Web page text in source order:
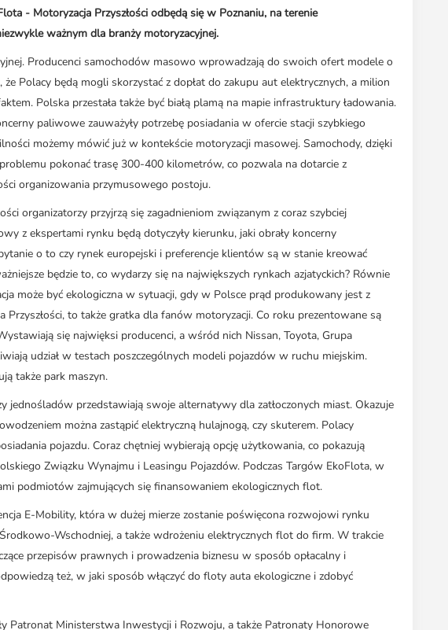
- Motoryzacja Przyszłości odbędą się w Poznaniu, na terenie
ważnym dla branży motoryzacyjnej.
Producenci samochodów masowo wprowadzają do swoich ofert modele o
Polacy będą mogli skorzystać z dopłat do zakupu aut elektrycznych, a milion
Polska przestała także być białą plamą na mapie infrastruktury ładowania.
paliwowe zauważyły potrzebę posiadania w ofercie stacji szybkiego
możemy mówić już w kontekście motoryzacji masowej. Samochody, dzięki
pokonać trasę 300-400 kilometrów, co pozwala na dotarcie z
organizowania przymusowego postoju.
organizatorzy przyjrzą się zagadnieniom związanym z coraz szybciej
z ekspertami rynku będą dotyczyły kierunku, jaki obrały koncerny
o to czy rynek europejski i preferencje klientów są w stanie kreować
będzie to, co wydarzy się na największych rynkach azjatyckich? Równie
może być ekologiczna w sytuacji, gdy w Polsce prąd produkowany jest z
to także gratka dla fanów motoryzacji. Co roku prezentowane są
się najwięksi producenci, a wśród nich Nissan, Toyota, Grupa
udział w testach poszczególnych modeli pojazdów w ruchu miejskim.
także park maszyn.
przedstawiają swoje alternatywy dla zatłoczonych miast. Okazuje
można zastąpić elektryczną hulajnogą, czy skuterem. Polacy
pojazdu. Coraz chętniej wybierają opcję użytkowania, co pokazują
Związku Wynajmu i Leasingu Pojazdów. Podczas Targów EkoFlota, w
podmiotów zajmujących się finansowaniem ekologicznych flot.
E-Mobility, która w dużej mierze zostanie poświęcona rozwojowi rynku
Wschodniej, a także wdrożeniu elektrycznych flot do firm. W trakcie
przepisów prawnych i prowadzenia biznesu w sposób opłacalny i
też, w jaki sposób włączyć do floty auta ekologiczne i zdobyć
Patronat Ministerstwa Inwestycji i Rozwoju, a także Patronaty Honorowe